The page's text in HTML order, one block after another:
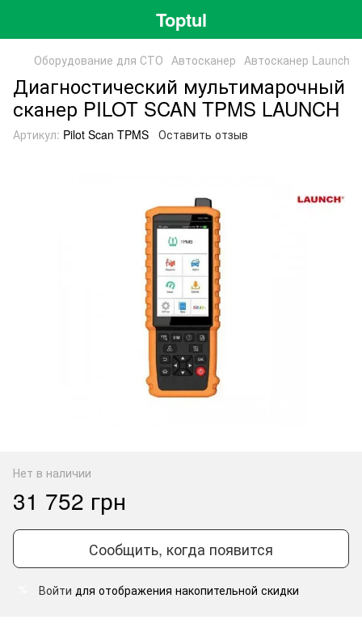
Toptul
Оборудование для СТО Автосканер Автосканер Launch
Диагностический мультимарочный
сканер PILOT SCAN TPMS LAUNCH
Артикул: Pilot Scan TPMS Оставить отзыв
Нет в наличии
31 752 грн
Сообщить, когда появится
Войти для отображения накопительной скидки